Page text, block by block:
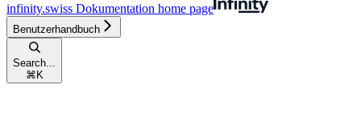
infinity.swiss Dokumentation home page
Benutzerhandbuch
Search...
⌘ K